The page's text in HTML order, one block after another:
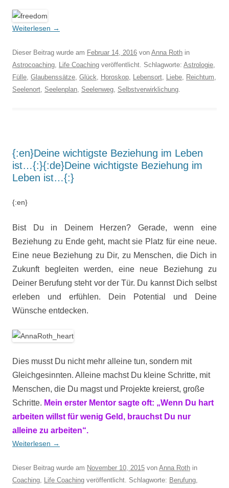
Weiterlesen →
Dieser Beitrag wurde am Februar 14, 2016 von Anna Roth in
Astrocoaching, Life Coaching veröffentlicht. Schlagworte: Astrologie,
Fülle, Glaubenssätze, Glück, Horoskop, Lebensort, Liebe, Reichtum,
Seelenort, Seelenplan, Seelenweg, Selbstverwirklichung.
{:en}Deine wichtigste Beziehung im Leben
ist…{:}{:de}Deine wichtigste Beziehung im
Leben ist…{:}
{:en}
Bist Du in Deinem Herzen? Gerade, wenn eine
Beziehung zu Ende geht, macht sie Platz für eine neue.
Eine neue Beziehung zu Dir, zu Menschen, die Dich in
Zukunft begleiten werden, eine neue Beziehung zu
Deiner Berufung steht vor der Tür. Du kannst Dich selbst
erleben und erfühlen. Dein Potential und Deine
Wünsche entdecken.
Dies musst Du nicht mehr alleine tun, sondern mit
Gleichgesinnten. Alleine machst Du kleine Schritte, mit
Menschen, die Du magst und Projekte kreierst, große
Schritte. Mein erster Mentor sagte oft: „Wenn Du hart
arbeiten willst für wenig Geld, brauchst Du nur
alleine zu arbeiten“.
Weiterlesen →
Dieser Beitrag wurde am November 10, 2015 von Anna Roth in
Coaching, Life Coaching veröffentlicht. Schlagworte: Berufung,